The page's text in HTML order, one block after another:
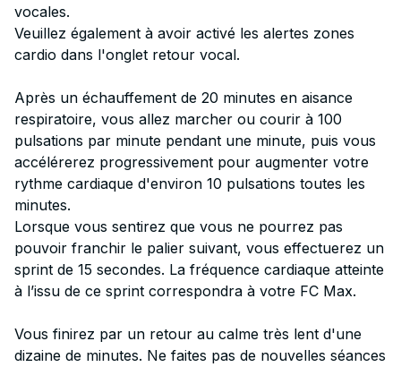
vocales.
Veuillez également à avoir activé les alertes zones
cardio dans l'onglet retour vocal.
Après un échauffement de 20 minutes en aisance
respiratoire, vous allez marcher ou courir à 100
pulsations par minute pendant une minute, puis vous
accélérerez progressivement pour augmenter votre
rythme cardiaque d'environ 10 pulsations toutes les
minutes.
Lorsque vous sentirez que vous ne pourrez pas
pouvoir franchir le palier suivant, vous effectuerez un
sprint de 15 secondes. La fréquence cardiaque atteinte
à l’issu de ce sprint correspondra à votre FC Max.
Vous finirez par un retour au calme très lent d'une
dizaine de minutes. Ne faites pas de nouvelles séances